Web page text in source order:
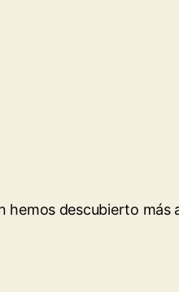
hemos descubierto